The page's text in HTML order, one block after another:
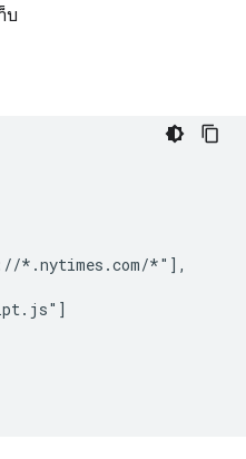
บ
*.nytimes.com/*"],